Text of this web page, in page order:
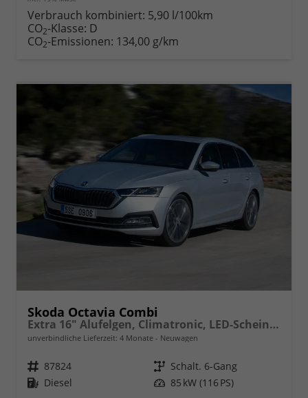
anfordern
Datei,
Verbrauch kombiniert: 5,90 l/100km
CO2-Klasse: D
CO2-Emissionen: 134,00 g/km
Skoda Octavia Combi
Extra 16" Alufelgen, Climatronic, LED-Scheinwerfer, Parksensoren hinten, Radio 10" + Wireless Smartlink, Tempomat, Multifunktions-Lederlenkrad, Dachreling uvm.
unverbindliche Lieferzeit: 4 Monate Neuwagen
Fahrzeugnr. 87824 Getriebe Schalt. 6-Gang
Kraftstoff Diesel Leistung 85 kW (116 PS)